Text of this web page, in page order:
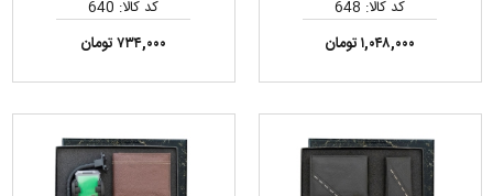
کد کالا: 648
۱,۰۴۸,۰۰۰ تومان
کد کالا: 640
۷۳۴,۰۰۰ تومان